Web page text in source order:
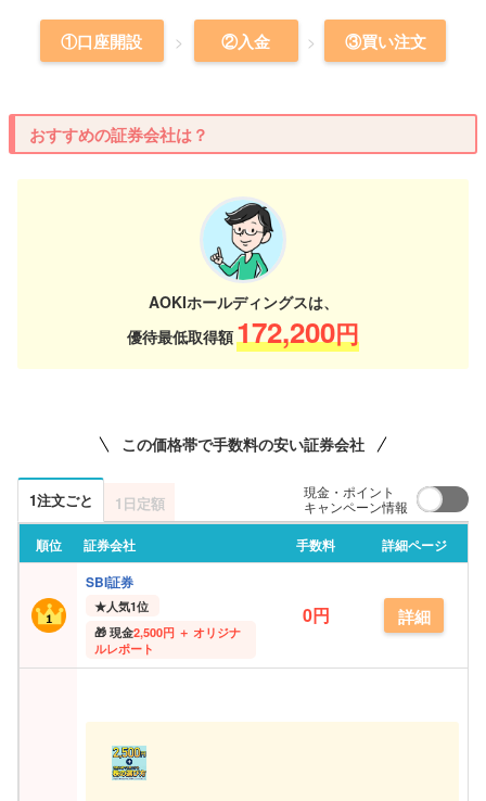
①口座開設 ②入金 ③買い注文
おすすめの証券会社は？
AOKIホールディングスは、
優待最低取得額172,200円
この価格帯で手数料の安い証券会社
1注文ごと 1日定額
現金・ポイント
キャンペーン情報
順位 証券会社 手数料
詳細ページ
SBI証券
★人気1位
現金2,500円 ＋ オリジナ
ルレポート
0円 詳細